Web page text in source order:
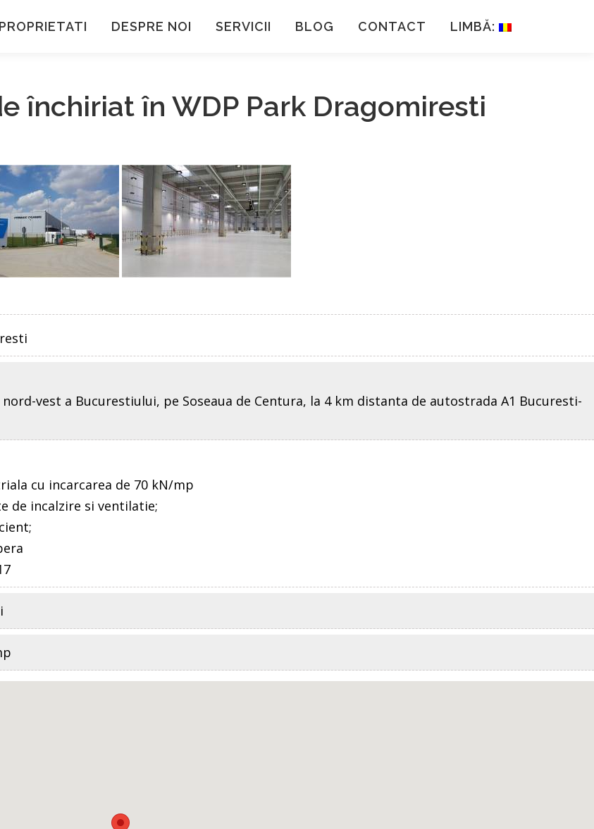
PROPRIETATI DESPRE NOI SERVICII BLOG CONTACT LIMBĂ:
închiriat în WDP Park Dragomiresti
vest a Bucurestiului, pe Soseaua de Centura, la 4 km distanta de autostrada A1 Bucuresti-
cu incarcarea de 70 kN/mp
de incalzire si ventilatie;